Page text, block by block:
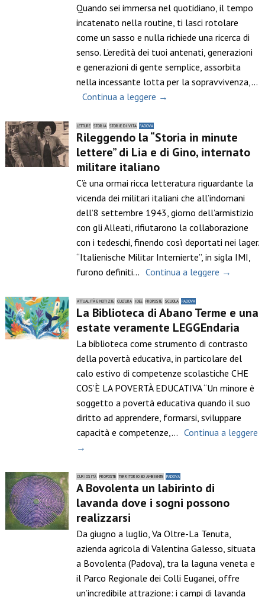
Quando sei immersa nel quotidiano, il tempo
incatenato nella routine, ti lasci rotolare
come un sasso e nulla richiede una ricerca di
senso. L’eredità dei tuoi antenati, generazioni
e generazioni di gente semplice, assorbita
nella incessante lotta per la sopravvivenza,…
Continua a leggere →
LETTURE STORIA STORIE DI VITA PADOVA
Rileggendo la “Storia in minute
lettere” di Lia e di Gino, internato
militare italiano
C’è una ormai ricca letteratura riguardante la
vicenda dei militari italiani che all’indomani
dell’8 settembre 1943, giorno dell’armistizio
con gli Alleati, rifiutarono la collaborazione
con i tedeschi, finendo così deportati nei lager.
“Italienische Militar Internierte”, in sigla IMI,
furono definiti… Continua a leggere →
ATTUALITÀ E NOTIZIE CULTURA IDEE PROPOSTE SCUOLA PADOVA
La Biblioteca di Abano Terme e una
estate veramente LEGGEndaria
La biblioteca come strumento di contrasto
della povertà educativa, in particolare del
calo estivo di competenze scolastiche CHE
COS’È LA POVERTÀ EDUCATIVA “Un minore è
soggetto a povertà educativa quando il suo
diritto ad apprendere, formarsi, sviluppare
capacità e competenze,… Continua a leggere
→
CURIOSITÀ PROPOSTE TERRITORIO ED AMBIENTE PADOVA
A Bovolenta un labirinto di
lavanda dove i sogni possono
realizzarsi
Da giugno a luglio, Va Oltre-La Tenuta,
azienda agricola di Valentina Galesso, situata
a Bovolenta (Padova), tra la laguna veneta e
il Parco Regionale dei Colli Euganei, offre
un’incredibile attrazione: i campi di lavanda